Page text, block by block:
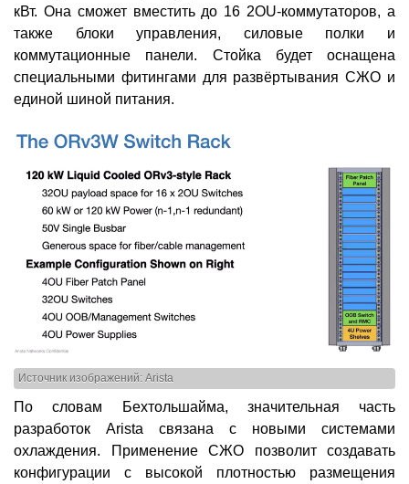
кВт. Она сможет вместить до 16 2OU-коммутаторов, а
также блоки управления, силовые полки и
коммутационные панели. Стойка будет оснащена
специальными фитингами для развёртывания СЖО и
единой шиной питания.
Источник изображений: Arista
По словам Бехтольшайма, значительная часть
разработок Arista связана с новыми системами
охлаждения. Применение СЖО позволит создавать
конфигурации с высокой плотностью размещения